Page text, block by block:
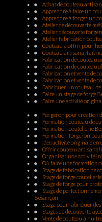
forge au charbon à Besançon
forge pour fabriquer un
Vielverge|Week-end de forge
couteau pliant ou fixe sur
forgeron diplômé à Dijon,
forger fixe, stage de forge
Forgé |Fabrication artisanal de
Achat de couteau
Apprendre à faire un
Apprendre à forger un
Atelier de découverte
Atelier découverte
Atelier fabrication
Couteau à offrir pour
Couteau artisanal fait
Fabrication de couteau
Fabrication de couteau
Fabrication et vente de
Fabrication et vente de
Fabriquer un couteau
Faire un stage de forge
Faire une activité
Forgeron pour création
Formation couteau de
Formation coutellerie
Formation forgeron
Idée activité originale en
Offrir couteau artisanal
Organiser une activité
Où faire une formation
Stage de fabrication de
Stage de forge
Stage de forge pour
Stage de
Besançon
Stage pour fabriquer
Stages de découverte
Vente de couteau à